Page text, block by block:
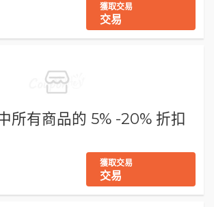
獲取交易
交易
所有商品的 5% -20% 折扣
獲取交易
交易